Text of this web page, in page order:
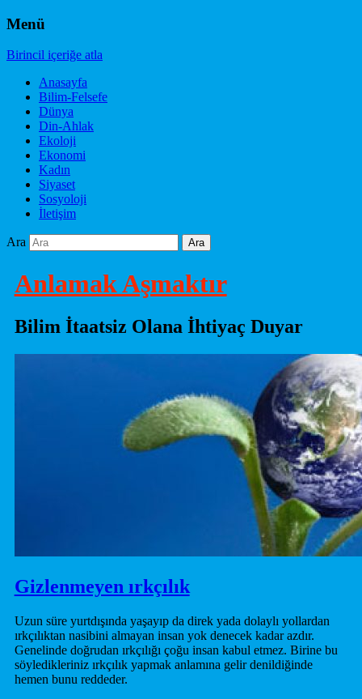
Menü
Birincil içeriğe atla
Anasayfa
Bilim-Felsefe
Dünya
Din-Ahlak
Ekoloji
Ekonomi
Kadın
Siyaset
Sosyoloji
İletişim
Ara
Anlamak Aşmaktır
Bilim İtaatsiz Olana İhtiyaç Duyar
Gizlenmeyen ırkçılık
Uzun süre yurtdışında yaşayıp da direk yada dolaylı yollardan
ırkçılıktan nasibini almayan insan yok denecek kadar azdır.
Genelinde doğrudan ırkçılığı çoğu insan kabul etmez. Birine bu
söyledikleriniz ırkçılık yapmak anlamına gelir denildiğinde
hemen bunu reddeder.